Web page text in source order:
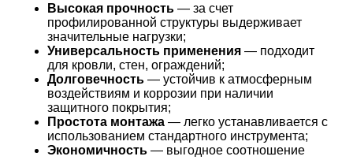
Высокая прочность — за счет
профилированной структуры выдерживает
значительные нагрузки;
Универсальность применения — подходит
для кровли, стен, ограждений;
Долговечность — устойчив к атмосферным
воздействиям и коррозии при наличии
защитного покрытия;
Простота монтажа — легко устанавливается с
использованием стандартного инструмента;
Экономичность — выгодное соотношение